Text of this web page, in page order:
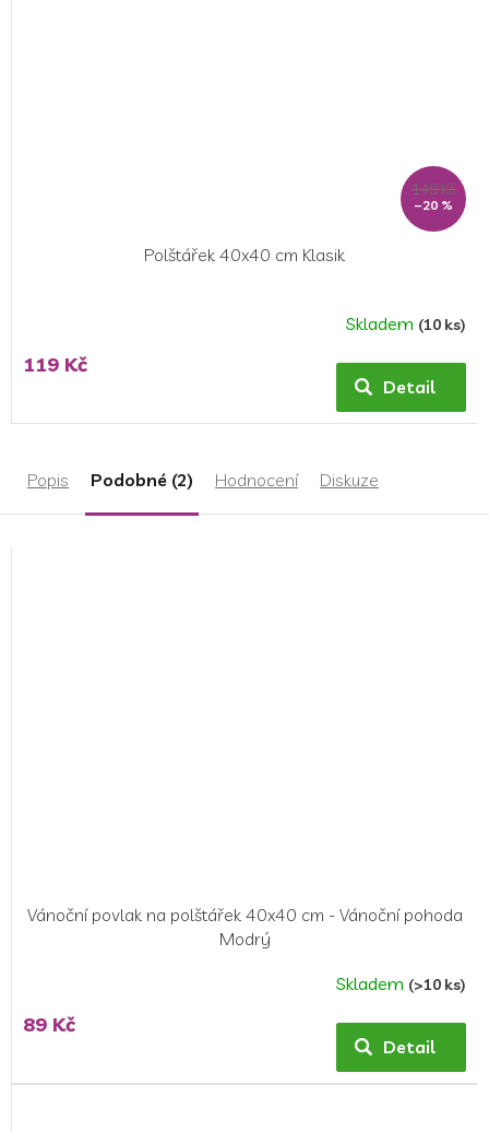
149 Kč
–20 %
Polštářek 40x40 cm Klasik
hodnocení
produktu
5,0
5
hvězdiček.
Skladem (10 ks)
119 Kč
Detail
Popis Podobné (2) Hodnocení Diskuze
Vánoční povlak na polštářek 40x40 cm - Vánoční pohoda
Modrý
Skladem (>10 ks)
89 Kč
Detail